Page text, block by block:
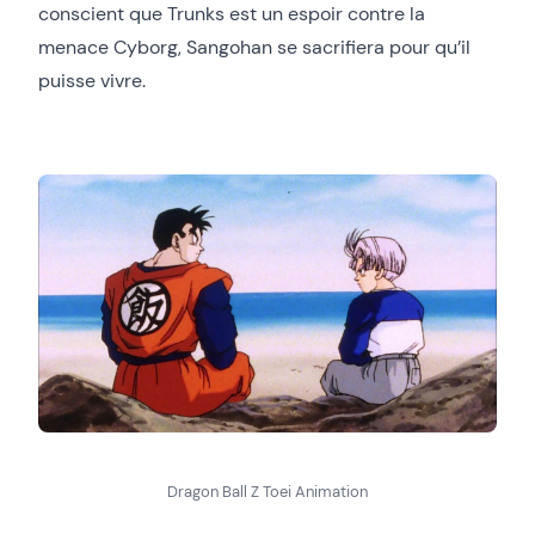
conscient que Trunks est un espoir contre la
menace Cyborg, Sangohan se sacrifiera pour qu’il
puisse vivre.
Dragon Ball Z Toei Animation